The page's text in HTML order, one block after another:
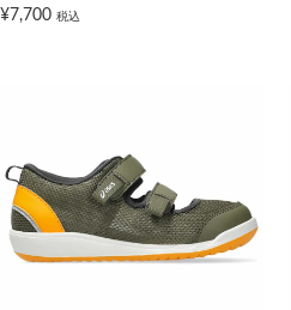
¥7,700 税込